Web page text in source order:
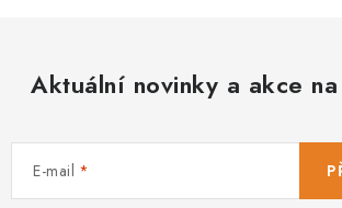
Aktuální novinky a akce
E-mail